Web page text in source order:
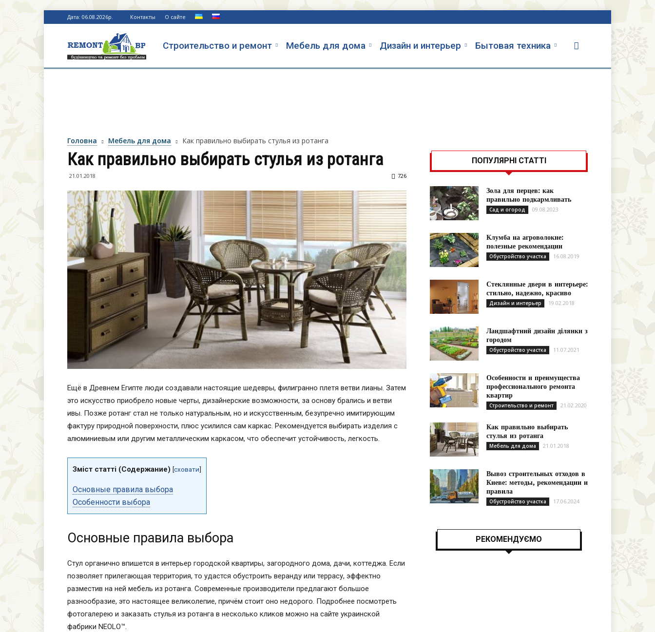
Дата: 06.08.2026р. Контакты О сайте
Ремонт
Строительство и ремонт Мебель для дома Дизайн и интерьер Бытовая техника
Головна Мебель для дома Как правильно выбирать стулья из ротанга
Как правильно выбирать стулья из ротанга
21.01.2018 726
Ещё в Древнем Египте люди создавали настоящие шедевры, филигранно плетя ветви лианы. Затем
это искусство приобрело новые черты, дизайнерские возможности, за основу брались и ветви
ивы. Позже ротанг стал не только натуральным, но и искусственным, безупречно имитирующим
фактуру природной поверхности, плюс усилился сам каркас. Рекомендуется выбирать изделия с
алюминиевым или другим металлическим каркасом, что обеспечит устойчивость, легкость.
Зміст статті (Содержание) [сховати]
Основные правила выбора
Особенности выбора
Основные правила выбора
Стул органично впишется в интерьер городской квартиры, загородного дома, дачи, коттеджа. Если
позволяет прилегающая территория, то удастся обустроить веранду или террасу, эффектно
разместив на ней мебель из ротанга. Современные производители предлагают большое
разнообразие, это настоящее великолепие, причём стоит оно недорого. Подробнее посмотреть
фотогалерею и заказать стулья из ротанга в несколько кликов можно на сайте украинской
фабрики NEOLO™.
ПОПУЛЯРНІ СТАТТІ
Зола для перцев: как
правильно подкармливать
Сад и огород 09.08.2023
Клумба на агроволокне:
полезные рекомендации
Обустройство участка 16.08.2019
Стеклянные двери в интерьере:
стильно, надежно, красиво
Дизайн и интерьер 19.02.2018
Ландшафтний дизайн ділянки з
городом
Обустройство участка 11.07.2021
Особенности и преимущества
профессионального ремонта
квартир
Строительство и ремонт 21.02.2020
Как правильно выбирать
стулья из ротанга
Мебель для дома 21.01.2018
Вывоз строительных отходов в
Киеве: методы, рекомендации и
правила
Обустройство участка 17.06.2024
РЕКОМЕНДУЄМО